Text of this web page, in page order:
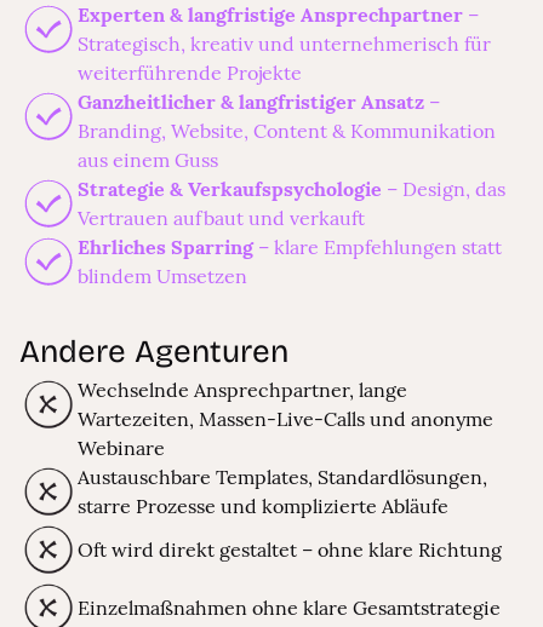
Experten & langfristige Ansprechpartner –
Strategisch, kreativ und unternehmerisch für
weiterführende Projekte
Ganzheitlicher & langfristiger Ansatz –
Branding, Website, Content & Kommunikation
aus einem Guss
Strategie & Verkaufspsychologie – Design, das
Vertrauen aufbaut und verkauft
Ehrliches Sparring– klare Empfehlungen statt
blindem Umsetzen
Andere Agenturen
Wechselnde Ansprechpartner, lange
Wartezeiten, Massen-Live-Calls und anonyme
Webinare
Austauschbare Templates, Standardlösungen,
starre Prozesse und komplizierte Abläufe
Oft wird direkt gestaltet – ohne klare Richtung
Einzelmaßnahmen ohne klare Gesamtstrategie